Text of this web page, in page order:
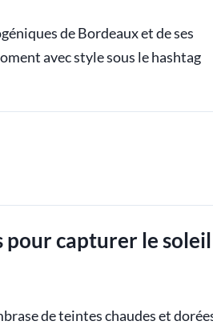
de Bordeaux et de ses
avec style sous le hashtag
pour capturer le soleil
de teintes chaudes et